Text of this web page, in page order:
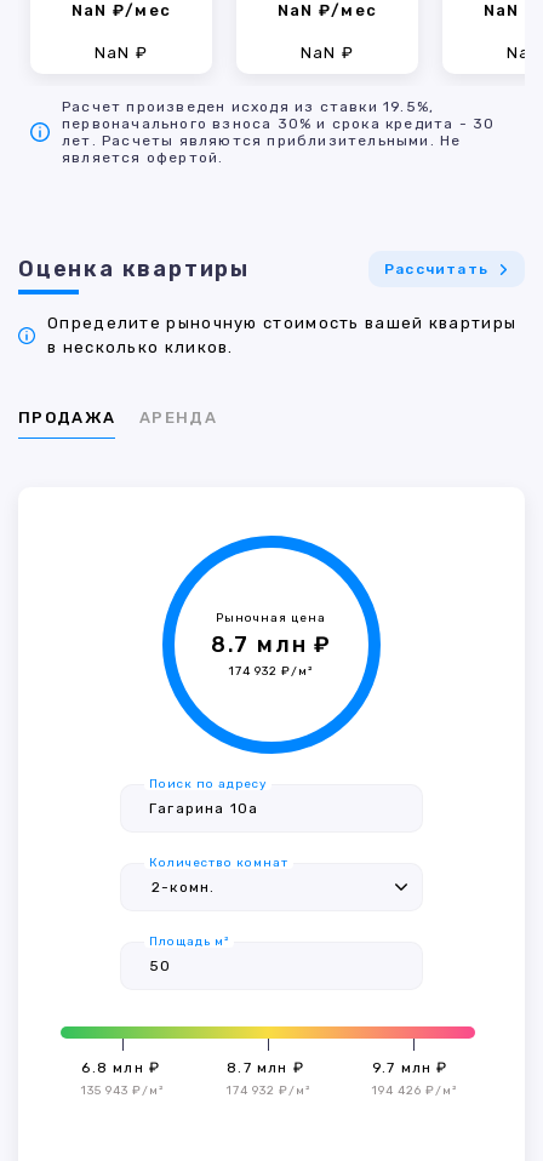
NaN ₽/мес
NaN ₽
NaN ₽/мес
NaN ₽
NaN
Расчет произведен исходя из ставки 19.5%,
первоначального взноса 30% и срока кредита - 30
лет. Расчеты являются приблизительными. Не
является офертой.
Оценка квартиры Рассчитать
Определите рыночную стоимость вашей квартиры
в несколько кликов.
ПРОДАЖА АРЕНДА
Рыночная цена
8.7 млн ₽
174 932 ₽/м²
Поиск по адресу
Количество комнат
Площадь м²
6.8 млн ₽
135 943 ₽/м²
8.7 млн ₽
174 932 ₽/м²
9.7 млн ₽
194 426 ₽/м²